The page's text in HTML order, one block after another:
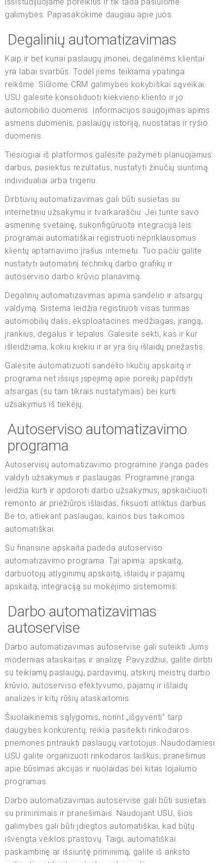
galimybes. Papasakokime daugiau apie juos.
Degalinių automatizavimas
Kaip ir bet kuriai paslaugų įmonei, degalinėms klientai
yra labai svarbūs. Todėl jiems teikiama ypatinga
reikšmė. Siūlome CRM galimybes kokybiškai sąveikai.
USU galėsite konsoliduoti kiekvieno kliento ir jo
automobilio duomenis. Informacijos saugojimas apims
asmens duomenis, paslaugų istoriją, nuostatas ir ryšio
duomenis.
Tiesiogiai iš platformos galėsite pažymėti planuojamus
darbus, pasiektus rezultatus, nustatyti žinučių siuntimą
individualiai arba trigeriu.
Dirbtuvių automatizavimas gali būti susietas su
internetiniu užsakymu ir tvarkaraščiu. Jei turite savo
asmeninę svetainę, sukonfigūruota integracija leis
programai automatiškai registruoti nepriklausomus
klientų aptarnavimo įrašus internetu. Tuo pačiu galite
nustatyti automatinį technikų darbo grafikų ir
autoserviso darbo krūvio planavimą.
Degalinių automatizavimas apima sandėlio ir atsargų
valdymą. Sistema leidžia registruoti visas turimas
automobilių dalis, eksploatacines medžiagas, įrangą,
įrankius, degalus ir tepalus. Galėsite sekti, kas ir kur
išleidžiama, kokiu kiekiu ir ar yra šių išlaidų priežastis.
Galėsite automatizuoti sandėlio likučių apskaitą ir
programa net išsiųs įspėjimą apie poreikį papildyti
atsargas (su tam tikrais nustatymais) bei kurti
užsakymus iš tiekėjų.
Autoserviso automatizavimo
programa
Autoservisų automatizavimo programinė įranga padės
valdyti užsakymus ir paslaugas. Programinė įranga
leidžia kurti ir apdoroti darbo užsakymus, apskaičiuoti
remonto ar priežiūros išlaidas, fiksuoti atliktus darbus.
Be to, atliekant paslaugas, kainos bus taikomos
automatiškai.
Su finansine apskaita padeda autoserviso
automatizavimo programa. Tai apima: apskaitą,
darbuotojų atlyginimų apskaitą, išlaidų ir pajamų
apskaitą, integraciją su mokėjimo sistemomis.
Darbo automatizavimas
autoservise
Darbo automatizavimas autoservise gali suteikti Jums
modernias ataskaitas ir analizę. Pavyzdžiui, galite dirbti
su teikiamų paslaugų, pardavimų, atskirų meistrų darbo
krūvio, autoserviso efektyvumo, pajamų ir išlaidų
analizės ir kitų rūšių ataskaitomis.
Šiuolaikinėmis sąlygomis, norint „išgyventi“ tarp
daugybės konkurentų, reikia pasitelkti rinkodaros
priemones pritraukti paslaugų vartotojus. Naudodamiesi
USU galite organizuoti rinkodaros laiškus, pranešimus
apie būsimas akcijas ir nuolaidas bei kitas lojalumo
programas.
Darbo automatizavimas autoservise gali būti susietas
su priminimais ir pranešimais. Naudojant USU, šios
galimybės gali būti įdiegtos automatiškai, kad būtų
išvengta veiklos prastovų. Taigi, automatiškai
paskambinę ar išsiuntę priminimą, galite iš anksto